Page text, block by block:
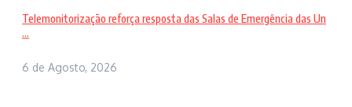
Telemonitorização reforça resposta das Salas de Emergência das Un
...
6 de Agosto, 2026